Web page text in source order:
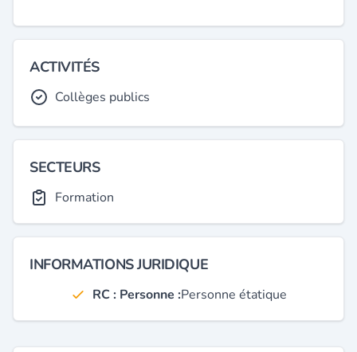
ACTIVITÉS
Collèges publics
SECTEURS
Formation
INFORMATIONS JURIDIQUE
RC : Personne :Personne étatique